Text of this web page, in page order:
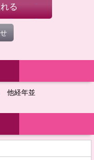
る
他経年並